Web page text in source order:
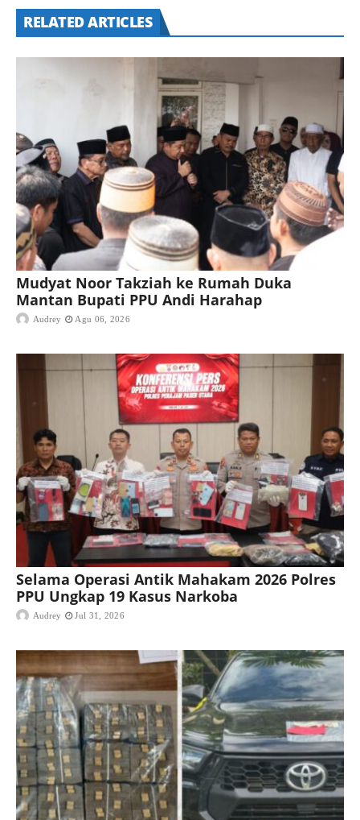
RELATED ARTICLES
Mudyat Noor Takziah ke Rumah Duka
Mantan Bupati PPU Andi Harahap
Audrey Agu 06, 2026
Selama Operasi Antik Mahakam 2026 Polres
PPU Ungkap 19 Kasus Narkoba
Audrey Jul 31, 2026